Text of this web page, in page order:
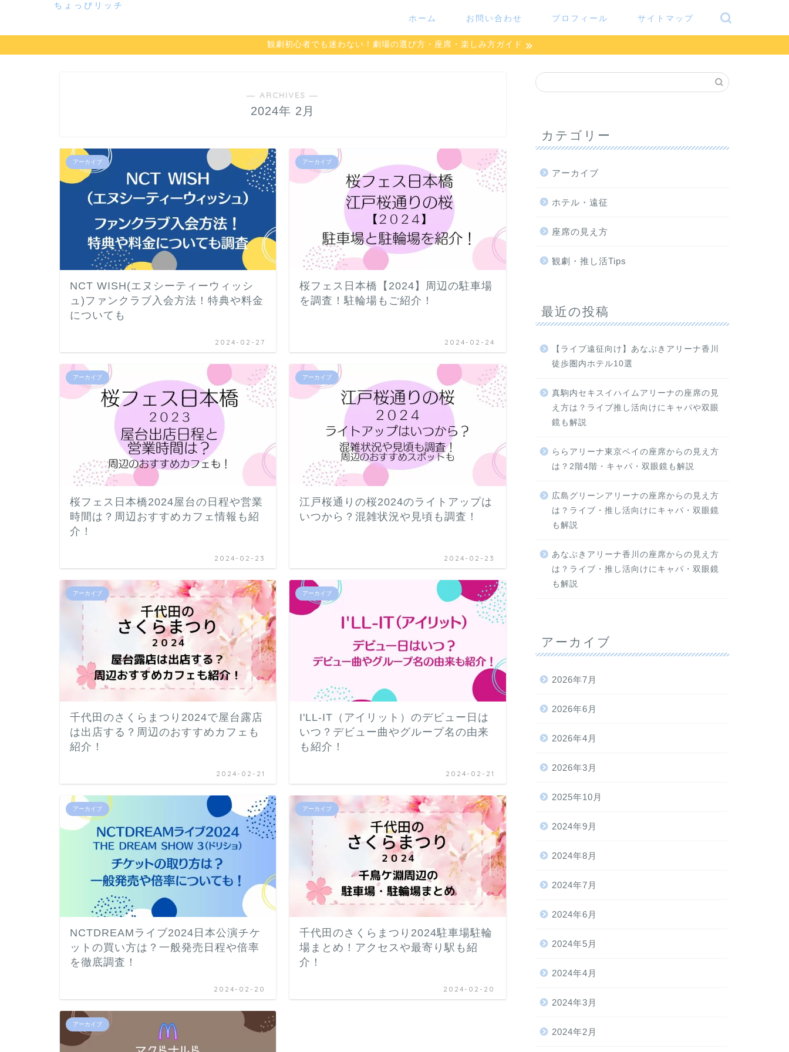
ちょっぴリッチ
ホーム お問い合わせ プロフィール サイトマップ
観劇初心者でも迷わない！劇場の選び方・座席・楽しみ方ガイド
― ARCHIVES ―
2024年 2月
アーカイブ
NCT WISH(エヌシーティーウィッシ
ュ)ファンクラブ入会方法！特典や料金
についても
2024-02-27
アーカイブ
桜フェス日本橋【2024】周辺の駐車場
を調査！駐輪場もご紹介！
2024-02-24
アーカイブ
桜フェス日本橋2024屋台の日程や営業
時間は？周辺おすすめカフェ情報も紹
介！
2024-02-23
アーカイブ
江戸桜通りの桜2024のライトアップは
いつから？混雑状況や見頃も調査！
2024-02-23
アーカイブ
千代田のさくらまつり2024で屋台露店
は出店する？周辺のおすすめカフェも
紹介！
2024-02-21
アーカイブ
I'LL-IT（アイリット）のデビュー日は
いつ？デビュー曲やグループ名の由来
も紹介！
2024-02-21
アーカイブ
NCTDREAMライブ2024日本公演チケ
ットの買い方は？一般発売日程や倍率
を徹底調査！
2024-02-20
アーカイブ
千代田のさくらまつり2024駐車場駐輪
場まとめ！アクセスや最寄り駅も紹
介！
2024-02-20
アーカイブ
カテゴリー
アーカイブ
ホテル・遠征
座席の見え方
観劇・推し活Tips
最近の投稿
【ライブ遠征向け】あなぶきアリーナ香川
徒歩圏内ホテル10選
真駒内セキスイハイムアリーナの座席の見
え方は？ライブ推し活向けにキャパや双眼
鏡も解説
ららアリーナ東京ベイの座席からの見え方
は？2階4階・キャパ・双眼鏡も解説
広島グリーンアリーナの座席からの見え方
は？ライブ・推し活向けにキャパ・双眼鏡
も解説
あなぶきアリーナ香川の座席からの見え方
は？ライブ・推し活向けにキャパ・双眼鏡
も解説
アーカイブ
2026年7月
2026年6月
2026年4月
2026年3月
2025年10月
2024年9月
2024年8月
2024年7月
2024年6月
2024年5月
2024年4月
2024年3月
2024年2月